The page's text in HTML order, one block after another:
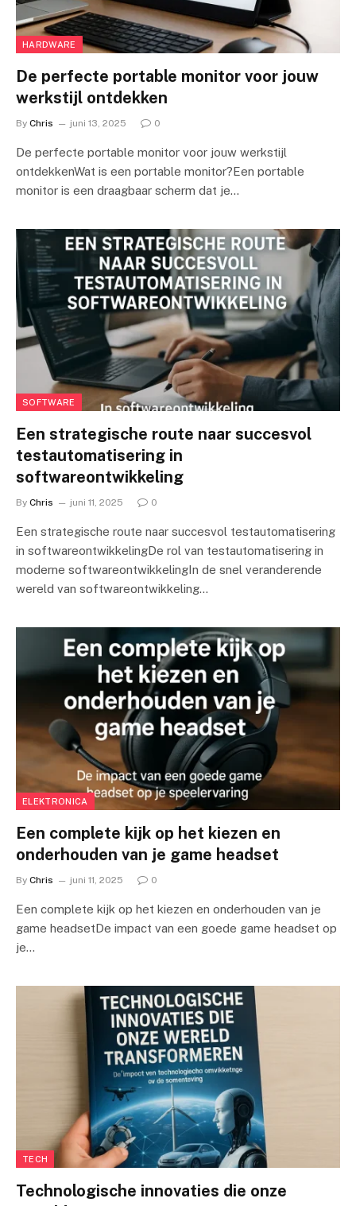
HARDWARE
De perfecte portable monitor voor jouw
werkstijl ontdekken
By Chris juni 13, 2025 0
De perfecte portable monitor voor jouw werkstijl
ontdekkenWat is een portable monitor?Een portable
monitor is een draagbaar scherm dat je…
SOFTWARE
Een strategische route naar succesvol
testautomatisering in
softwareontwikkeling
By Chris juni 11, 2025 0
Een strategische route naar succesvol testautomatisering
in softwareontwikkelingDe rol van testautomatisering in
moderne softwareontwikkelingIn de snel veranderende
wereld van softwareontwikkeling…
ELEKTRONICA
Een complete kijk op het kiezen en
onderhouden van je game headset
By Chris juni 11, 2025 0
Een complete kijk op het kiezen en onderhouden van je
game headsetDe impact van een goede game headset op
je…
TECH
Technologische innovaties die onze